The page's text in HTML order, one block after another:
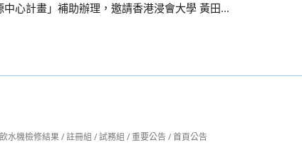
心計畫」補助辦理，邀請香港浸會大學 黃田...
水機檢修結果/註冊組 /試務組 /重要公告/首頁公告